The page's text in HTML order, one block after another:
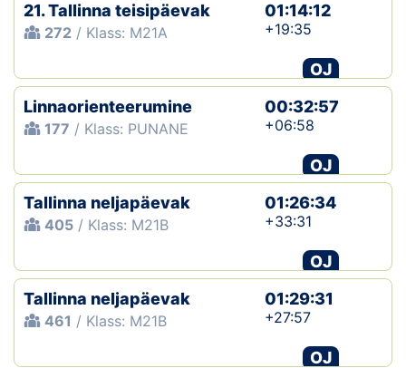
21. Tallinna teisipäevak
272 / Klass: M21A
01:14:12
+19:35
OJ
Linnaorienteerumine
177 / Klass: PUNANE
00:32:57
+06:58
OJ
Tallinna neljapäevak
405 / Klass: M21B
01:26:34
+33:31
OJ
Tallinna neljapäevak
461 / Klass: M21B
01:29:31
+27:57
OJ